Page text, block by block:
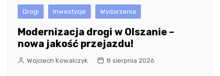
Drogi Inwestycje Wydarzenia
Modernizacja drogi w Olszanie –
nowa jakość przejazdu!
Wojciech Kowalczyk 8 sierpnia 2026